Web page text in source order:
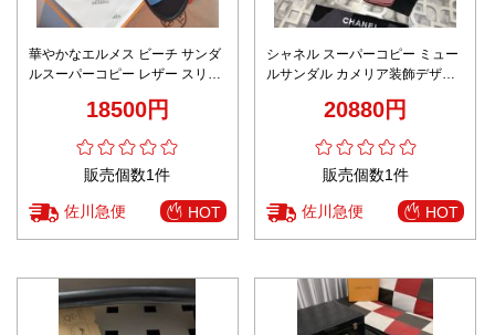
華やかなエルメス ビーチ サンダ
ルスーパーコピー レザー スリッ
多色可選 ブルー18500円
販売個数1件
佐川急便 HOT
シャネル スーパーコピー ミュー
ルサンダル カメリア装飾デザイ
20880円
販売個数1件
佐川急便 HOT